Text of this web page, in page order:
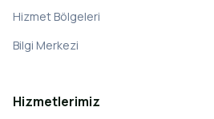
Hizmet Bölgeleri
Bilgi Merkezi
Hizmetlerimiz